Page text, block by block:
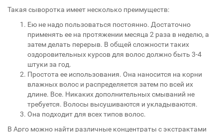
Такая сыворотка имеет несколько преимуществ:
Ею не надо пользоваться постоянно. Достаточно
применять ее на протяжении месяца 2 раза в неделю, а
затем делать перерыв. В общей сложности таких
оздоровительных курсов для волос должно быть 3-4
штуки за год.
Простота ее использования. Она наносится на корни
влажных волос и распределяется затем по всей их
длине. Все. Никаких дополнительных смываний не
требуется. Волосы высушиваются и укладываются.
Она подходит для всех типов волос.
В Арго можно найти различные концентраты с экстрактами